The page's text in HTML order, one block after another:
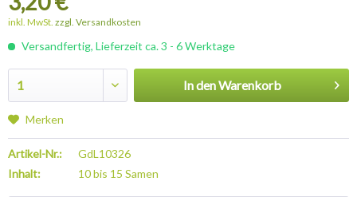
inkl. MwSt. zzgl. Versandkosten
Versandfertig, Lieferzeit ca. 3 - 6 Werktage
In denWarenkorb
Merken
Artikel-Nr.:
GdL10326
Inhalt:
10 bis 15 Samen